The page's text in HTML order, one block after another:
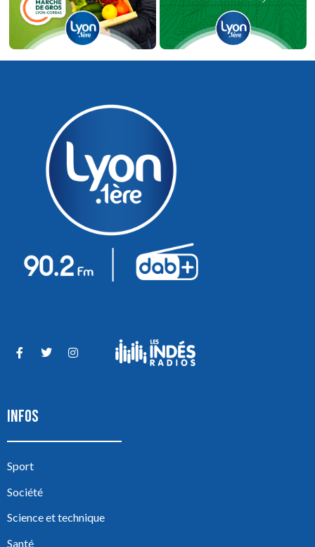
INFOS
Sport
Société
Science et technique
Santé